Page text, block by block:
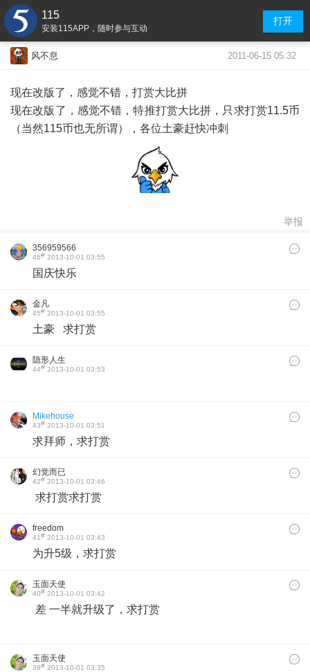
115
安装115APP，随时参与互动
打开
风不息 2011-06-15 05:32
现在改版了，感觉不错，打赏大比拼
现在改版了，感觉不错，特推打赏大比拼，只求打赏11.5币
（当然115币也无所谓），各位土豪赶快冲刺
举报
356959566
46# 2013-10-01 03:55
国庆快乐
金凡
45# 2013-10-01 03:55
土豪 求打赏
隐形人生
44# 2013-10-01 03:53
Mikehouse
43# 2013-10-01 03:51
求拜师，求打赏
幻觉而已
42# 2013-10-01 03:46
求打赏求打赏
freedom
41# 2013-10-01 03:43
为升5级，求打赏
玉面天使
40# 2013-10-01 03:42
差 一半就升级了，求打赏
玉面天使
39# 2013-10-01 03:35